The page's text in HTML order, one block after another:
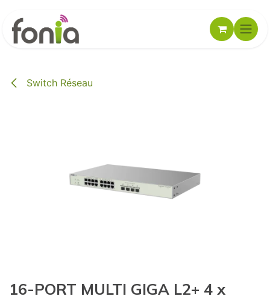
Switch Réseau
16-PORT MULTI GIGA L2+ 4 x